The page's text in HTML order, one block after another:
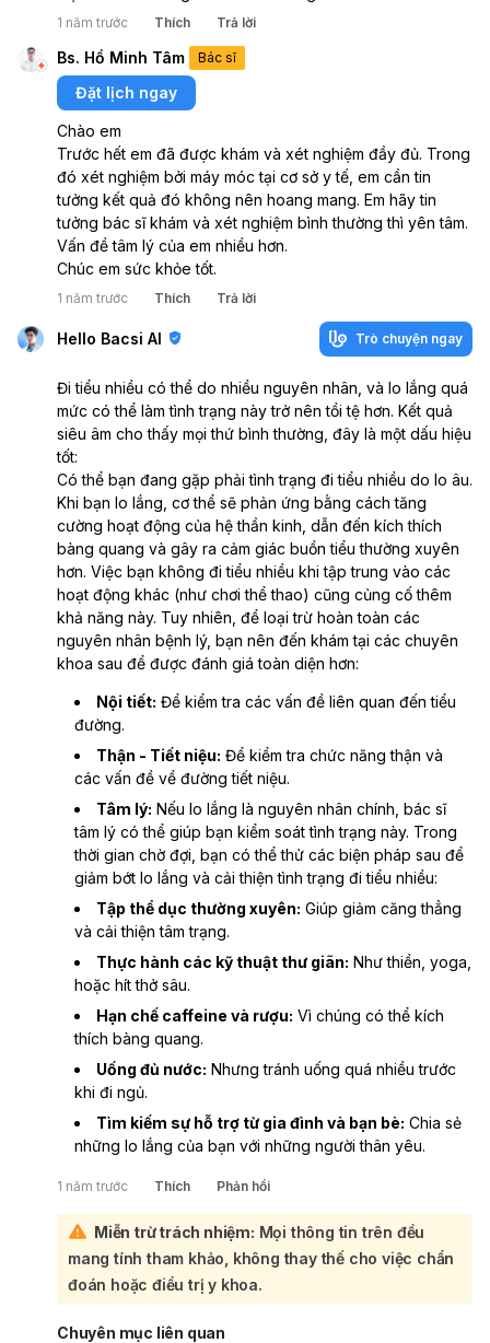
1 năm trước Thích Trả lời
Bs. Hồ Minh Tâm Bác sĩ
Đặt lịch ngay
Chào em
Trước hết em đã được khám và xét nghiệm đầy đủ. Trong
đó xét nghiệm bởi máy móc tại cơ sở y tế, em cần tin
tưởng kết quả đó không nên hoang mang. Em hãy tin
tưởng bác sĩ khám và xét nghiệm bình thường thì yên tâm.
Vấn đề tâm lý của em nhiều hơn.
Chúc em sức khỏe tốt.
1 năm trước Thích Trả lời
Hello Bacsi AI Trò chuyện ngay
Đi tiểu nhiều có thể do nhiều nguyên nhân, và lo lắng quá
mức có thể làm tình trạng này trở nên tồi tệ hơn. Kết quả
siêu âm cho thấy mọi thứ bình thường, đây là một dấu hiệu
tốt:
Có thể bạn đang gặp phải tình trạng đi tiểu nhiều do lo âu.
Khi bạn lo lắng, cơ thể sẽ phản ứng bằng cách tăng
cường hoạt động của hệ thần kinh, dẫn đến kích thích
bàng quang và gây ra cảm giác buồn tiểu thường xuyên
hơn. Việc bạn không đi tiểu nhiều khi tập trung vào các
hoạt động khác (như chơi thể thao) cũng củng cố thêm
khả năng này. Tuy nhiên, để loại trừ hoàn toàn các
nguyên nhân bệnh lý, bạn nên đến khám tại các chuyên
khoa sau để được đánh giá toàn diện hơn:
Nội tiết: Để kiểm tra các vấn đề liên quan đến tiểu
đường.
Thận - Tiết niệu: Để kiểm tra chức năng thận và
các vấn đề về đường tiết niệu.
Tâm lý: Nếu lo lắng là nguyên nhân chính, bác sĩ
tâm lý có thể giúp bạn kiểm soát tình trạng này. Trong
thời gian chờ đợi, bạn có thể thử các biện pháp sau để
giảm bớt lo lắng và cải thiện tình trạng đi tiểu nhiều:
Tập thể dục thường xuyên: Giúp giảm căng thẳng
và cải thiện tâm trạng.
Thực hành các kỹ thuật thư giãn: Như thiền, yoga,
hoặc hít thở sâu.
Hạn chế caffeine và rượu: Vì chúng có thể kích
thích bàng quang.
Uống đủ nước: Nhưng tránh uống quá nhiều trước
khi đi ngủ.
Tìm kiếm sự hỗ trợ từ gia đình và bạn bè: Chia sẻ
những lo lắng của bạn với những người thân yêu.
1 năm trước Thích Phản hồi
Miễn trừ trách nhiệm: Mọi thông tin trên đều
mang tính tham khảo, không thay thế cho việc chẩn
đoán hoặc điều trị y khoa.
Chuyên mục liên quan